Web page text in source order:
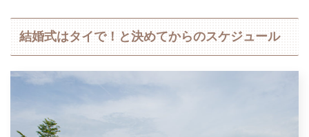
結婚式はタイで！と決めてからのスケジュール